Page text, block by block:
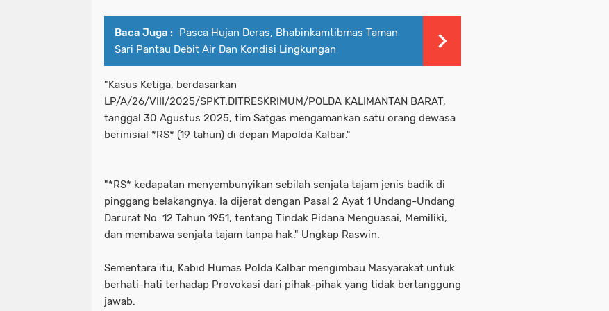
Baca Juga :
Pasca Hujan Deras, Bhabinkamtibmas Taman
Sari Pantau Debit Air Dan Kondisi Lingkungan
"​Kasus Ketiga, berdasarkan
LP/A/26/VIII/2025/SPKT.DITRESKRIMUM/POLDA KALIMANTAN BARAT,
tanggal 30 Agustus 2025, tim Satgas mengamankan satu orang dewasa
berinisial *RS* (19 tahun) di depan Mapolda Kalbar."
"*RS* kedapatan menyembunyikan sebilah senjata tajam jenis badik di
pinggang belakangnya. Ia dijerat dengan Pasal 2 Ayat 1 Undang-Undang
Darurat No. 12 Tahun 1951, tentang Tindak Pidana Menguasai, Memiliki,
dan membawa senjata tajam tanpa hak." Ungkap Raswin.
​Sementara itu, Kabid Humas Polda Kalbar mengimbau Masyarakat untuk
berhati-hati terhadap Provokasi dari pihak-pihak yang tidak bertanggung
jawab.